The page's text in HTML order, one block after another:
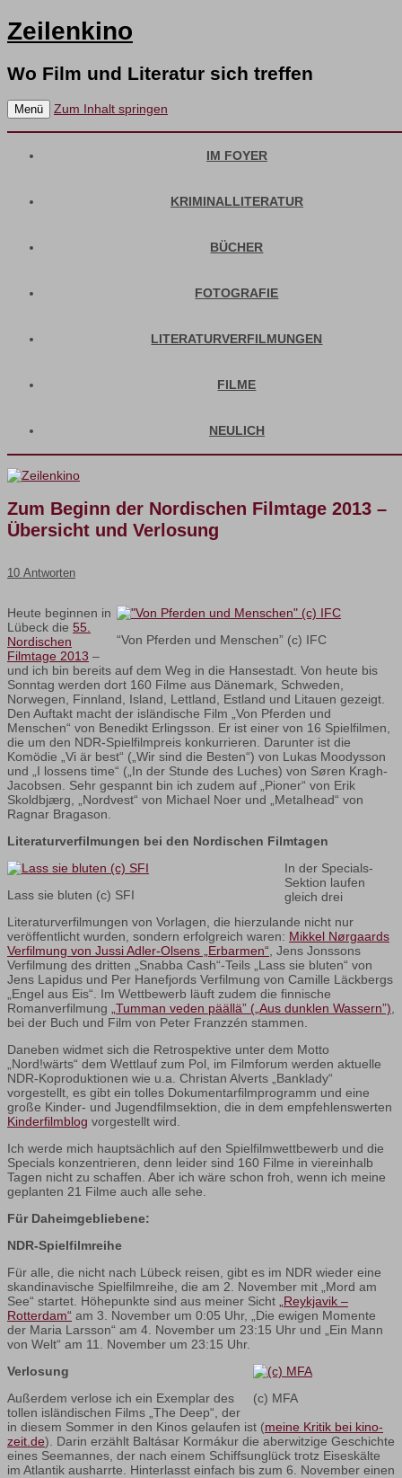
Zeilenkino
Wo Film und Literatur sich treffen
Menü Zum Inhalt springen
IM FOYER
KRIMINALLITERATUR
BÜCHER
FOTOGRAFIE
LITERATURVERFILMUNGEN
FILME
NEULICH
Zum Beginn der Nordischen Filmtage 2013 –
Übersicht und Verlosung
10 Antworten
“Von Pferden und Menschen” (c) IFC
Heute beginnen in
Lübeck die 55.
Nordischen
Filmtage 2013 –
und ich bin bereits auf dem Weg in die Hansestadt. Von heute bis
Sonntag werden dort 160 Filme aus Dänemark, Schweden,
Norwegen, Finnland, Island, Lettland, Estland und Litauen gezeigt.
Den Auftakt macht der isländische Film „Von Pferden und
Menschen“ von Benedikt Erlingsson. Er ist einer von 16 Spielfilmen,
die um den NDR-Spielfilmpreis konkurrieren. Darunter ist die
Komödie „Vi är best“ („Wir sind die Besten“) von Lukas Moodysson
und „I lossens time“ („In der Stunde des Luches) von Søren Kragh-
Jacobsen. Sehr gespannt bin ich zudem auf „Pioner“ von Erik
Skoldbjærg, „Nordvest“ von Michael Noer und „Metalhead“ von
Ragnar Bragason.
Literaturverfilmungen bei den Nordischen Filmtagen
Lass sie bluten (c) SFI
In der Specials-
Sektion laufen
gleich drei
Literaturverfilmungen von Vorlagen, die hierzulande nicht nur
veröffentlicht wurden, sondern erfolgreich waren: Mikkel Nørgaards
Verfilmung von Jussi Adler-Olsens „Erbarmen“ , Jens Jonssons
Verfilmung des dritten „Snabba Cash“-Teils „Lass sie bluten“ von
Jens Lapidus und Per Hanefjords Verfilmung von Camille Läckbergs
„Engel aus Eis“. Im Wettbewerb läuft zudem die finnische
Romanverfilmung
„Tumman veden päällä” („Aus dunklen Wassern”)
bei der Buch und Film von Peter Franzzén stammen.
Daneben widmet sich die Retrospektive unter dem Motto
„Nord!wärts“ dem Wettlauf zum Pol, im Filmforum werden aktuelle
NDR-Koproduktionen wie u.a. Christan Alverts „Banklady“
vorgestellt, es gibt ein tolles Dokumentarfilmprogramm und eine
große Kinder- und Jugendfilmsektion, die in dem empfehlenswerten
Kinderfilmblog vorgestellt wird.
Ich werde mich hauptsächlich auf den Spielfilmwettbewerb und die
Specials konzentrieren, denn leider sind 160 Filme in viereinhalb
Tagen nicht zu schaffen. Aber ich wäre schon froh, wenn ich meine
geplanten 21 Filme auch alle sehe.
Für Daheimgebliebene:
NDR-Spielfilmreihe
Für alle, die nicht nach Lübeck reisen, gibt es im NDR wieder eine
skandinavische Spielfilmreihe, die am 2. November mit „Mord am
See“ startet. Höhepunkte sind aus meiner Sicht
„Reykjavik –
Rotterdam“ am 3. November um 0:05 Uhr, „Die ewigen Momente
der Maria Larsson“ am 4. November um 23:15 Uhr und „Ein Mann
von Welt“ am 11. November um 23:15 Uhr.
(c) MFA
Verlosung
Außerdem verlose ich ein Exemplar des
tollen isländischen Films „The Deep“, der
in diesem Sommer in den Kinos gelaufen ist (meine Kritik bei kino-
zeit.de). Darin erzählt Baltásar Kormákur die aberwitzige Geschichte
eines Seemannes, der nach einem Schiffsunglück trotz Eiseskälte
im Atlantik ausharrte. Hinterlasst einfach bis zum 6. November einen